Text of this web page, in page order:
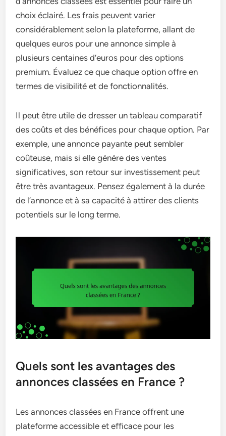
choix éclairé. Les frais peuvent varier
considérablement selon la plateforme, allant de
quelques euros pour une annonce simple à
plusieurs centaines d’euros pour des options
premium. Évaluez ce que chaque option offre en
termes de visibilité et de fonctionnalités.
Il peut être utile de dresser un tableau comparatif
des coûts et des bénéfices pour chaque option. Par
exemple, une annonce payante peut sembler
coûteuse, mais si elle génère des ventes
significatives, son retour sur investissement peut
être très avantageux. Pensez également à la durée
de l’annonce et à sa capacité à attirer des clients
potentiels sur le long terme.
Quels sont les avantages des
annonces classées en France ?
Les annonces classées en France offrent une
plateforme accessible et efficace pour les